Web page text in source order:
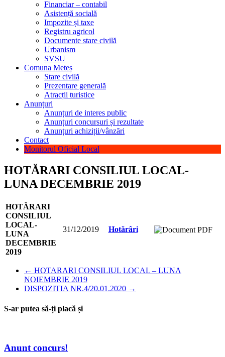
Financiar – contabil
Asistență socială
Impozite și taxe
Registru agricol
Documente stare civilă
Urbanism
SVSU
Comuna Meteș
Stare civilă
Prezentare generală
Atracții turistice
Anunțuri
Anunțuri de interes public
Anunțuri concursuri și rezultate
Anunțuri achiziții/vânzări
Contact
Monitorul Oficial Local
HOTĂRARI CONSILIUL LOCAL-
LUNA DECEMBRIE 2019
HOTĂRARI
CONSILIUL
LOCAL-
LUNA
DECEMBRIE
2019
31/12/2019 Hotărâri
← HOTARARI CONSILIUL LOCAL – LUNA
NOIEMBRIE 2019
DISPOZITIA NR.4/20.01.2020 →
S-ar putea să-ți placă și
Anunt concurs!